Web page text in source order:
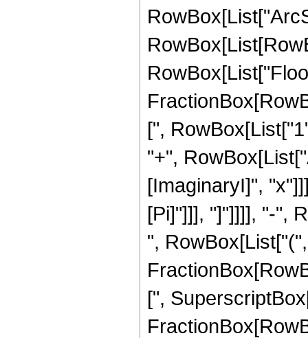
[",
"+",
[ImaginaryI]",
[Pi]"]]], "]"]]]], "-",
",
[",